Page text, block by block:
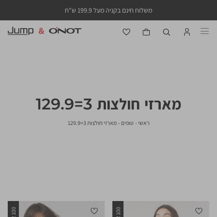
משלוח חינם בקניה מעל 199.9 ש"ח
מארזי חולצות 3=129.9
ראשי ראשי
טופים טופים
מארזי חולצות 3=129.9